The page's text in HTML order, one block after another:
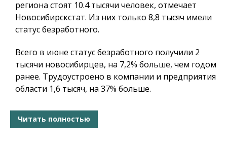
региона стоят 10.4 тысячи человек, отмечает
Новосибирскстат. Из них только 8,8 тысяч имели
статус безработного.
Всего в июне статус безработного получили 2
тысячи новосибирцев, на 7,2% больше, чем годом
ранее. Трудоустроено в компании и предприятия
области 1,6 тысяч, на 37% больше.
Читать полностью